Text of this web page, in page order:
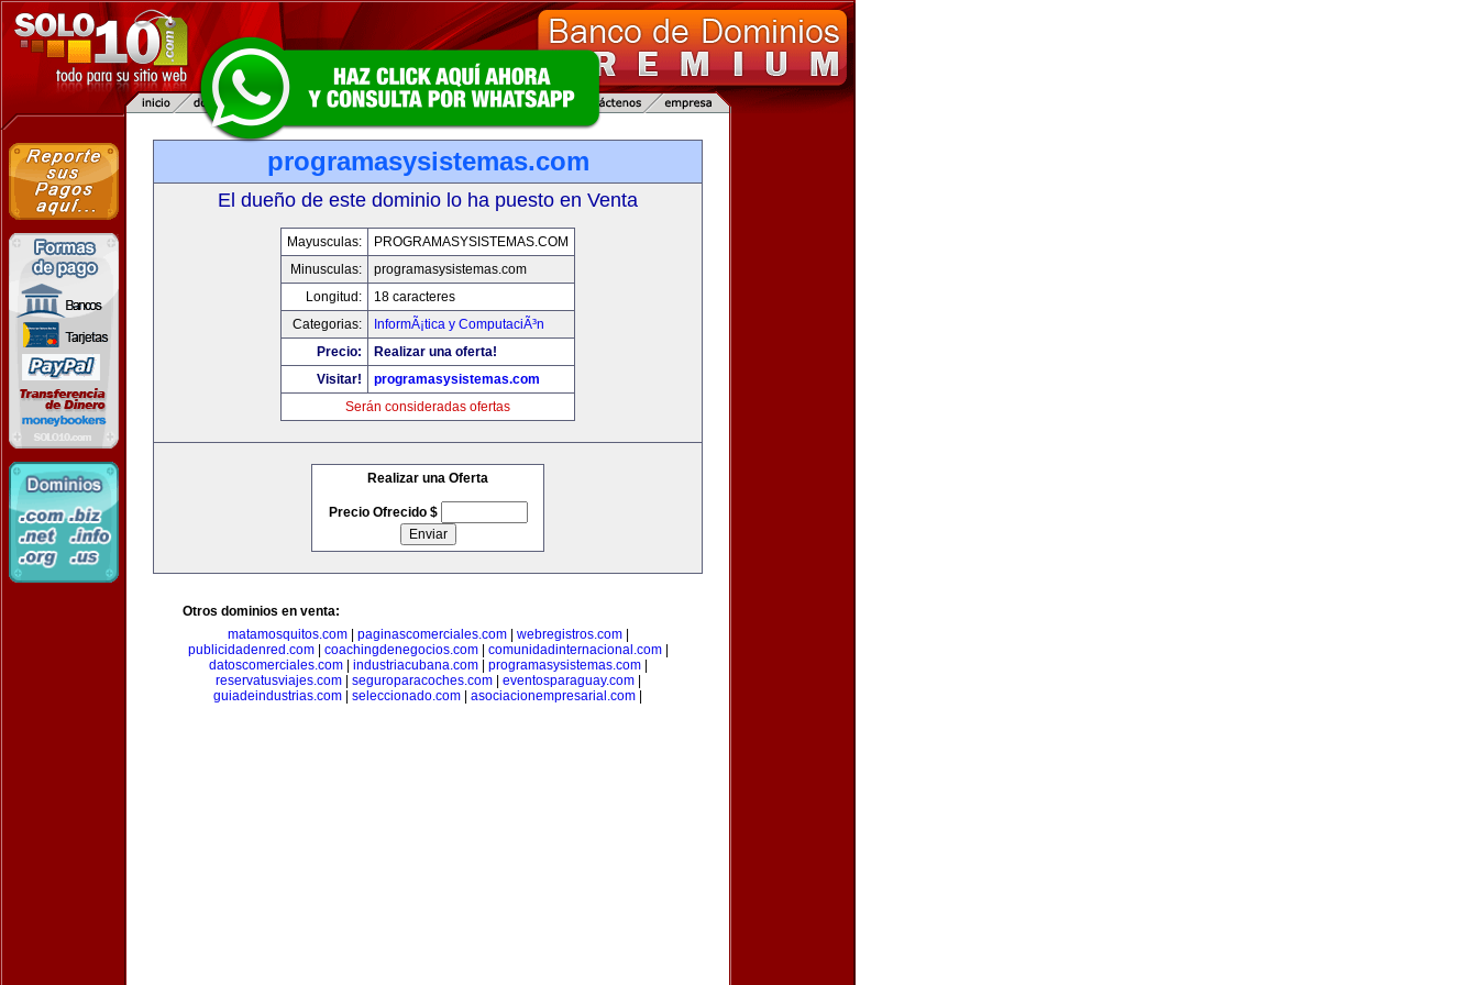
programasysistemas.com
El dueño de este dominio lo ha puesto en Venta
Mayusculas:
PROGRAMASYSISTEMAS.COM
Minusculas:
programasysistemas.com
Longitud:
18 caracteres
Categorias:
InformÃ¡tica y ComputaciÃ³n
Precio:
Realizar una oferta!
Visitar!
programasysistemas.com
Serán consideradas ofertas
Realizar una Oferta
Precio Ofrecido $
Otros dominios en venta:
matamosquitos.com| paginascomerciales.com| webregistros.com|
publicidadenred.com| coachingdenegocios.com| comunidadinternacional.com|
datoscomerciales.com| industriacubana.com| programasysistemas.com|
reservatusviajes.com| seguroparacoches.com| eventosparaguay.com|
guiadeindustrias.com
seleccionado.com asociacionempresarial.com